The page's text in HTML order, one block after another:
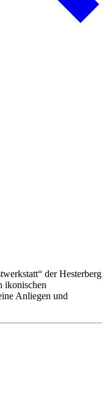
der Hesterberg
ikonischen
Anliegen und